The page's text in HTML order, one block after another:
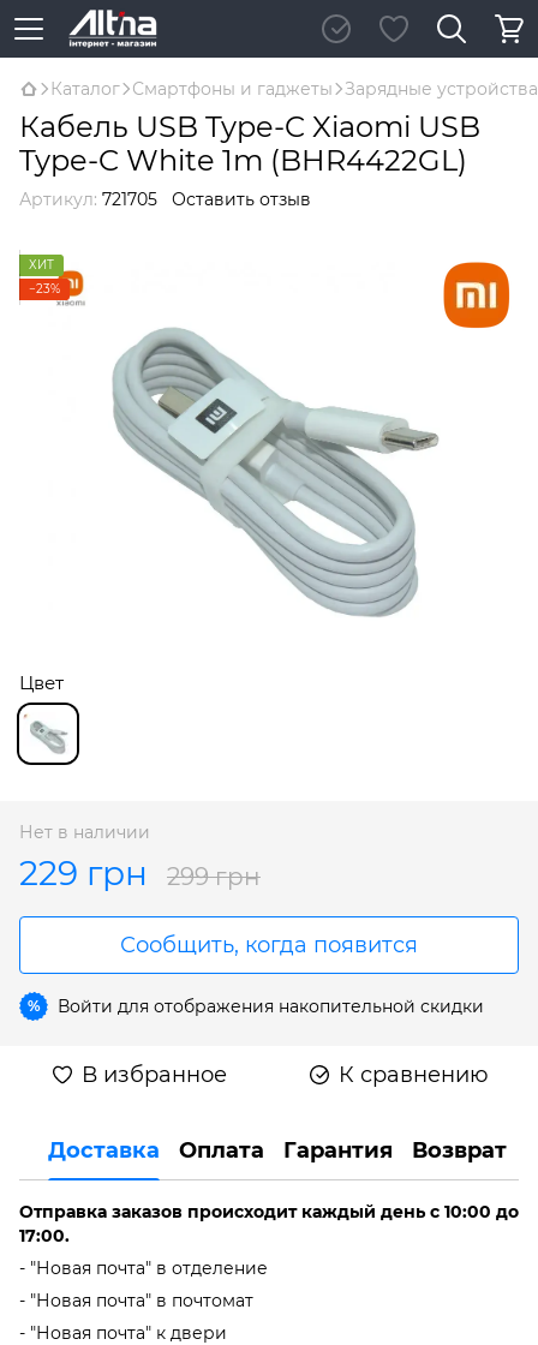
Каталог Смартфоны и гаджеты Зарядные
Кабель USB Type-C Xiaomi USB
Type-C White 1m (BHR4422GL)
Артикул: 721705 Оставить отзыв
ХИТ
−23%
Цвет
Нет в наличии
229 грн 299 грн
Сообщить, когда появится
% Войти для отображения накопительной скидки
В избранное К сравнению
Доставка Оплата Гарантия Возврат
Отправка заказов происходит каждый день с 10:00 до
17:00.
- "Новая почта" в отделение
- "Новая почта" в почтомат
- "Новая почта" к двери